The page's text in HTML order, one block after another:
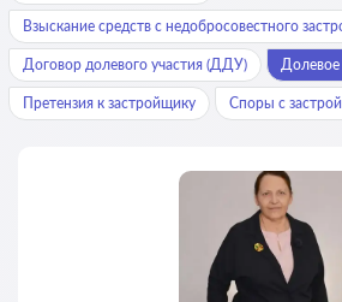
Взыскание средств с недобросовестного
Договор долевого участия (ДДУ) Долевое
Претензия к застройщику Споры с